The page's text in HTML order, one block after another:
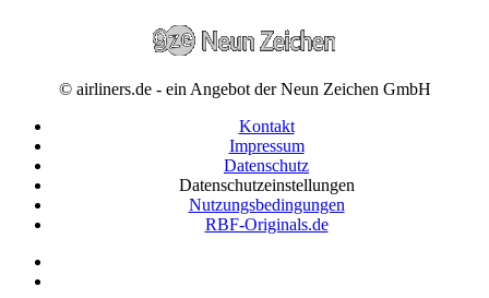
© airliners.de - ein Angebot der Neun Zeichen GmbH
Kontakt
Impressum
Datenschutz
Datenschutzeinstellungen
Nutzungsbedingungen
RBF-Originals.de